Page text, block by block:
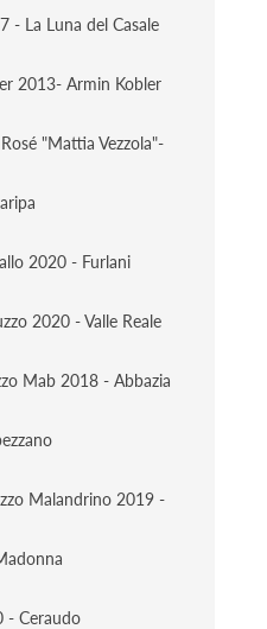
- La Luna del Casale
2013- Armin Kobler
"Mattia Vezzola"-
2020 - Furlani
2020 - Valle Reale
Mab 2018 - Abbazia
Malandrino 2019 -
- Ceraudo